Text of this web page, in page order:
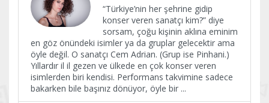
“Türkiye’nin her şehrine gidip
konser veren sanatçı kim?” diye
sorsam, çoğu kişinin aklına eminim
en göz önündeki isimler ya da gruplar gelecektir ama
öyle değil. O sanatçı Cem Adrian. (Grup ise Pinhani.)
Yıllardır il il gezen ve ülkede en çok konser veren
isimlerden biri kendisi. Performans takvimine sadece
bakarken bile başınız dönüyor, öyle bir ...